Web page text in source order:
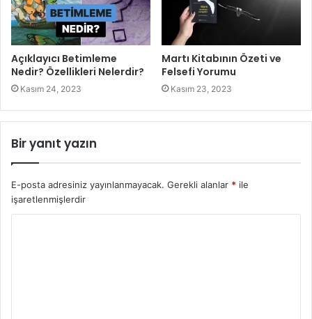
Açıklayıcı Betimleme
Nedir? Özellikleri Nelerdir?
Kasım 24, 2023
Martı Kitabının Özeti ve
Felsefi Yorumu
Kasım 23, 2023
Bir yanıt yazın
E-posta adresiniz yayınlanmayacak. Gerekli alanlar * ile
işaretlenmişlerdir